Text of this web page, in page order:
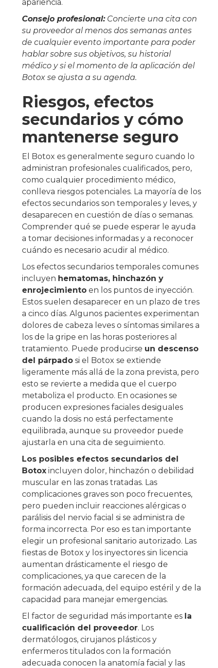
apariencia.
Consejo profesional: Concierte una cita con
su proveedor al menos dos semanas antes
de cualquier evento importante para poder
hablar sobre sus objetivos, su historial
médico y si el momento de la aplicación del
Botox se ajusta a su agenda.
Riesgos, efectos
secundarios y cómo
mantenerse seguro
El Botox es generalmente seguro cuando lo
administran profesionales cualificados, pero,
como cualquier procedimiento médico,
conlleva riesgos potenciales. La mayoría de los
efectos secundarios son temporales y leves, y
desaparecen en cuestión de días o semanas.
Comprender qué se puede esperar le ayuda
a tomar decisiones informadas y a reconocer
cuándo es necesario acudir al médico.
Los efectos secundarios temporales comunes
incluyen hematomas, hinchazón y
enrojecimiento en los puntos de inyección.
Estos suelen desaparecer en un plazo de tres
a cinco días. Algunos pacientes experimentan
dolores de cabeza leves o síntomas similares a
los de la gripe en las horas posteriores al
tratamiento. Puede producirse un descenso
del párpado si el Botox se extiende
ligeramente más allá de la zona prevista, pero
esto se revierte a medida que el cuerpo
metaboliza el producto. En ocasiones se
producen expresiones faciales desiguales
cuando la dosis no está perfectamente
equilibrada, aunque su proveedor puede
ajustarla en una cita de seguimiento.
Los posibles efectos secundarios del
Botox incluyen dolor, hinchazón o debilidad
muscular en las zonas tratadas. Las
complicaciones graves son poco frecuentes,
pero pueden incluir reacciones alérgicas o
parálisis del nervio facial si se administra de
forma incorrecta. Por eso es tan importante
elegir un profesional sanitario autorizado. Las
fiestas de Botox y los inyectores sin licencia
aumentan drásticamente el riesgo de
complicaciones, ya que carecen de la
formación adecuada, del equipo estéril y de la
capacidad para manejar emergencias.
El factor de seguridad más importante es la
cualificación del proveedor. Los
dermatólogos, cirujanos plásticos y
enfermeros titulados con la formación
adecuada conocen la anatomía facial y las